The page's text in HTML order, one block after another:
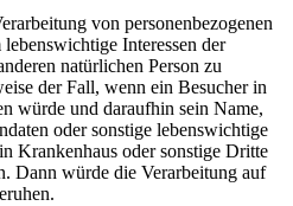
von personenbezogenen
Interessen der
natürlichen Person zu
der Fall, wenn ein Besucher in
würde und daraufhin sein Name,
oder sonstige lebenswichtige
Krankenhaus oder sonstige Dritte
Dann würde die Verarbeitung auf